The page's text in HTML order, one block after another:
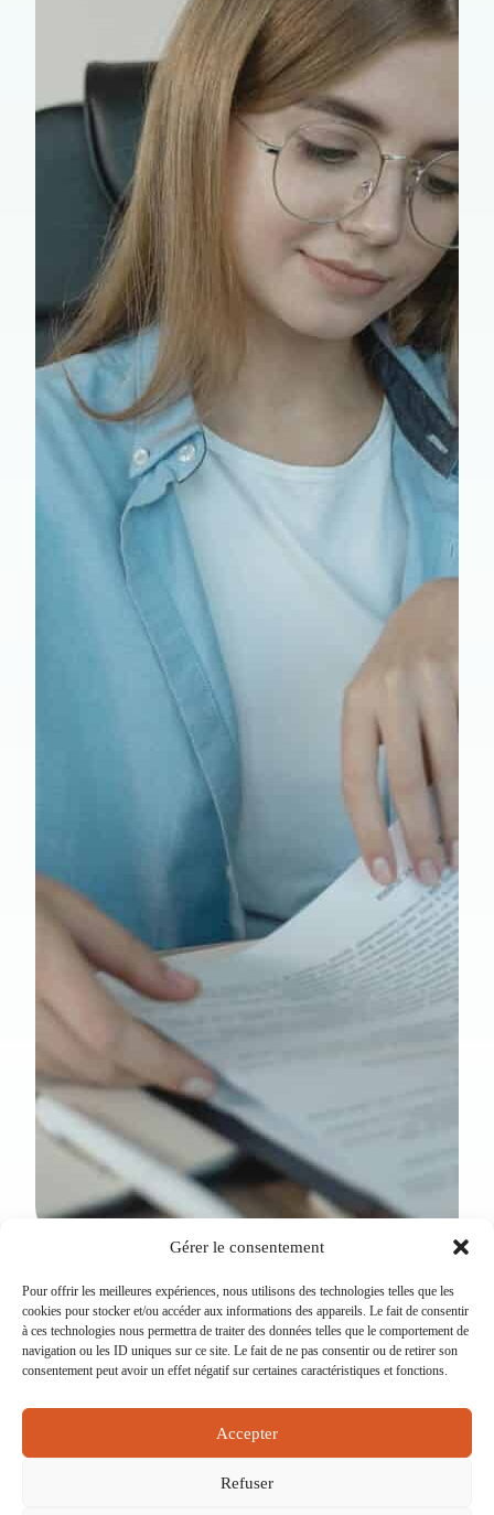
Gérer le consentement
Pour offrir les meilleures expériences, nous utilisons des technologies telles que les
cookies pour stocker et/ou accéder aux informations des appareils. Le fait de consentir
à ces technologies nous permettra de traiter des données telles que le comportement de
navigation ou les ID uniques sur ce site. Le fait de ne pas consentir ou de retirer son
consentement peut avoir un effet négatif sur certaines caractéristiques et fonctions.
Accepter
Refuser
15 rue Eugène Saccomano 92500 RUEIL-
MALMAISON